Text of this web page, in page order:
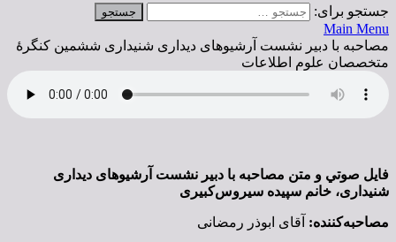
جستجو برای:
Main Menu
مصاحبه با دبير نشست آرشیوهای دیداری شنیداری ششمین کنگرۀ
متخصصان علوم اطلاعات
فايل صوتي و متن مصاحبه با دبیر نشست آرشیوهای دیداری
شنیداری، خانم سپیده سیروس‌کبیری
مصاحبه‌کننده: آقای ابوذر رمضانی